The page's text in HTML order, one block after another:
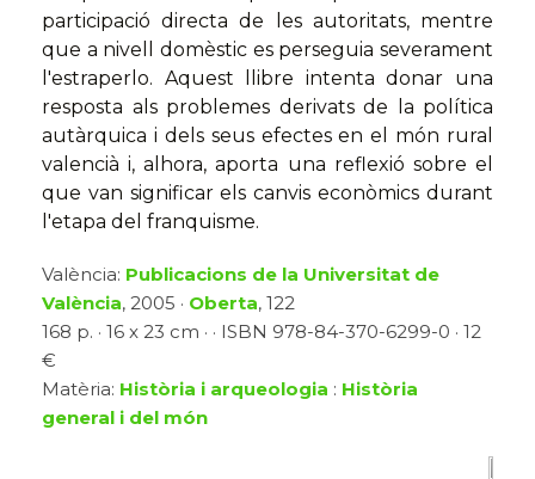
participació directa de les autoritats, mentre
que a nivell domèstic es perseguia severament
l'estraperlo. Aquest llibre intenta donar una
resposta als problemes derivats de la política
autàrquica i dels seus efectes en el món rural
valencià i, alhora, aporta una reflexió sobre el
que van significar els canvis econòmics durant
l'etapa del franquisme.
València: Publicacions de la Universitat de
València, 2005 · Oberta, 122
168 p. · 16 x 23 cm · · ISBN 978-84-370-6299-0 · 12
€
Matèria: Història i arqueologia : Història
general i del món